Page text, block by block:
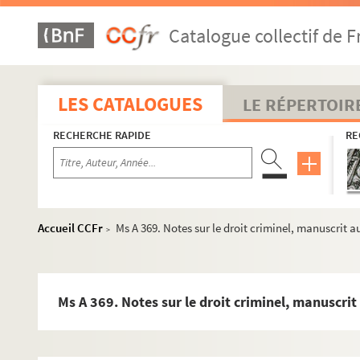
Catalogue collectif de
LES CATALOGUES LE
RECHERCHE RAPIDE
Accueil CCFr >
Ms A 369. Notes sur le droit criminel, manuscrit
Ms A 369. Notes sur le droit criminel,
Ms A 340. Problèmes et dessins, manuscrit autographe de
Ms A 341. Description d'un dessin original d'un des grands
Ms A 342. Manuscrit arabe
Ms A 343. Chimie minérale, manuscrit de J. Frédéric Turpin
Ms A 344. Cahier d'expressions choisies appartenant à J.
Ms A 345. Anatomie générale, manuscrit de J. Frédéric
Ms A 346. Abrégé de l'histoire des dieux et des héros de
Ms A 347. Cahier de corrigés appartenant à J. Frédéric
Ms A 351. Olivier Basselin et Jean Le Houx. Polémique